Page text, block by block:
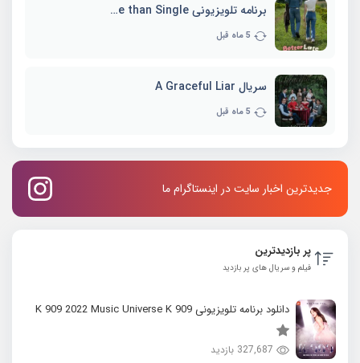
برنامه تلویزیونی Better Late than Single
5 ماه قبل
سریال A Graceful Liar
5 ماه قبل
جدیدترین اخبار سایت در اینستاگرام ما
پر بازدیدترین
فیلم و سریال های پر بازدید
دانلود برنامه تلویزیونی K 909 2022 Music Universe K 909
327,687 بازدید